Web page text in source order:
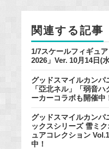
k
関連する記事
1/7スケールフィギュ
2026」Ver. 10月14日(
グッドスマイルカンパ
「亞北ネル」「弱音
ーカーコラボも開催中
グッドスマイルカンパ
ックスシリーズ 雪ミ
ュアコレクション
中！